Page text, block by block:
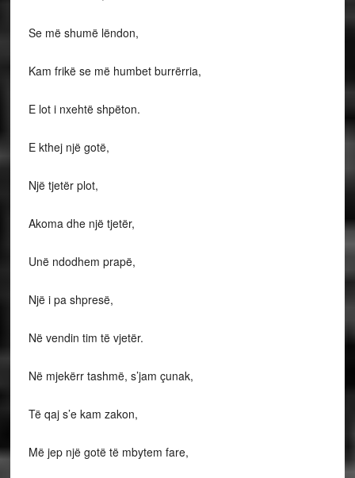
Se më shumë lëndon,
Kam frikë se më humbet burrërria,
E lot i nxehtë shpëton.
E kthej një gotë,
Një tjetër plot,
Akoma dhe një tjetër,
Unë ndodhem prapë,
Një i pa shpresë,
Në vendin tim të vjetër.
Në mjekërr tashmë, s’jam çunak,
Të qaj s’e kam zakon,
Më jep një gotë të mbytem fare,